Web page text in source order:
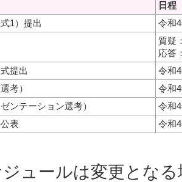
日程
1）提出
令和
質疑
応答
提出
令和
考）
令和
ンテーション選考）
令和
表
令和
ジュールは変更とな